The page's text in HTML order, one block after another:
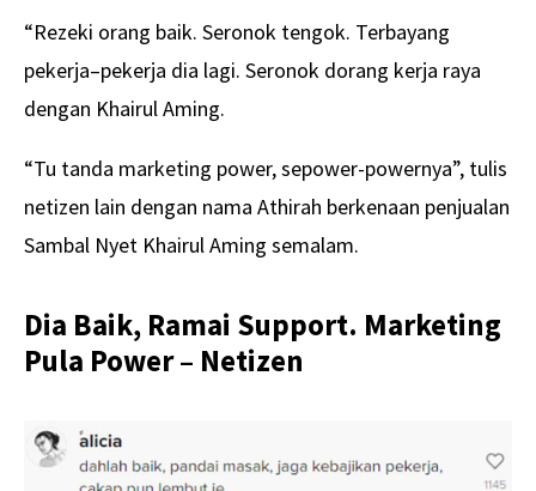
“Rezeki orang baik. Seronok tengok. Terbayang
pekerja–pekerja dia lagi. Seronok dorang kerja raya
dengan Khairul Aming.
“Tu tanda marketing power, sepower-powernya”, tulis
netizen lain dengan nama Athirah berkenaan penjualan
Sambal Nyet Khairul Aming semalam.
Dia Baik, Ramai Support. Marketing
Pula Power – Netizen